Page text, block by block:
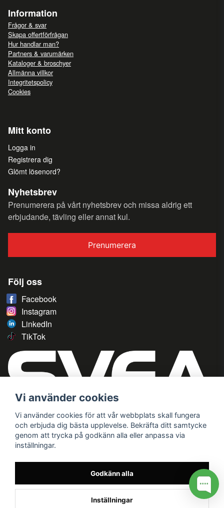
Information
Frågor & svar
Skapa offertförfrågan
Hur handlar man?
Partners & varumärken
Kataloger & broschyer
Allmänna villkor
Integritetspolicy
Cookies
Mitt konto
Logga in
Registrera dig
Glömt lösenord?
Nyhetsbrev
Prenumerera på vårt nyhetsbrev och missa aldrig ett
erbjudande, tävling eller annat kul.
Prenumerera
Följ oss
Facebook
Instagram
LinkedIn
TikTok
Vi använder cookies
Vi använder cookies för att vår webbplats skall fungera
och erbjuda dig bästa upplevelse. Bekräfta ditt samtycke
genom att trycka på godkänn alla eller anpassa via
inställningar.
Godkänn alla
Inställningar